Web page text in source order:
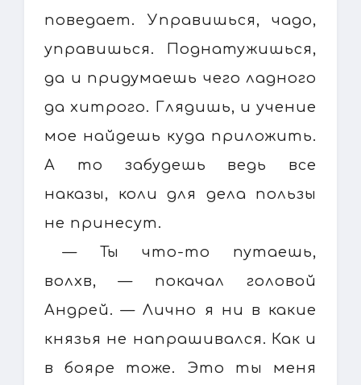
поведает. Управишься, чадо,
управишься. Поднатужишься,
да и придумаешь чего ладного
да хитрого. Глядишь, и учение
мое найдешь куда приложить.
А то забудешь ведь все
наказы, коли для дела пользы
не принесут.
— Ты что-то путаешь,
волхв, — покачал головой
Андрей. — Лично я ни в какие
князья не напрашивался. Как и
в бояре тоже. Это ты меня